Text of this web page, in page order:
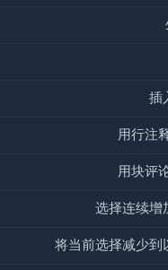
插
用行注
用块评
选择连续增
将当前选择减少到